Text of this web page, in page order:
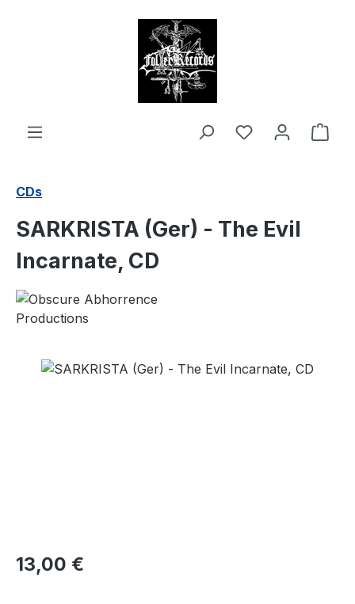
CDs
SARKRISTA (Ger) - The Evil
Incarnate, CD
Bildergalerie überspringen
Regulärer Preis:
13,00 €